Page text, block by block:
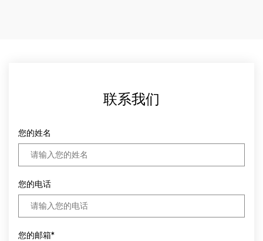
联系我们
您的姓名
您的电话
您的邮箱*